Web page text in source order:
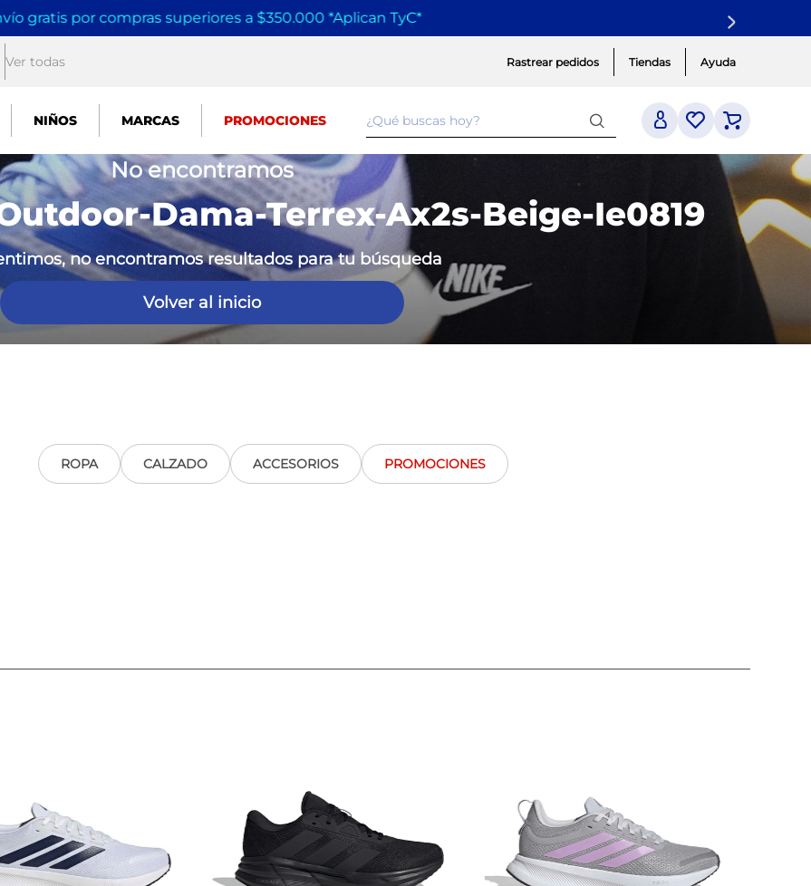
gratis por compras superiores a $350.000 *Aplican TyC*
Ver todas Rastrear pedidos Tiendas Ayuda
NIÑOS MARCAS PROMOCIONES
No encontramos
Dama-Terrex-Ax2s-Beige-Ie0819
no encontramos resultados para tu búsqueda
Volver al inicio
ROPA CALZADO ACCESORIOS PROMOCIONES